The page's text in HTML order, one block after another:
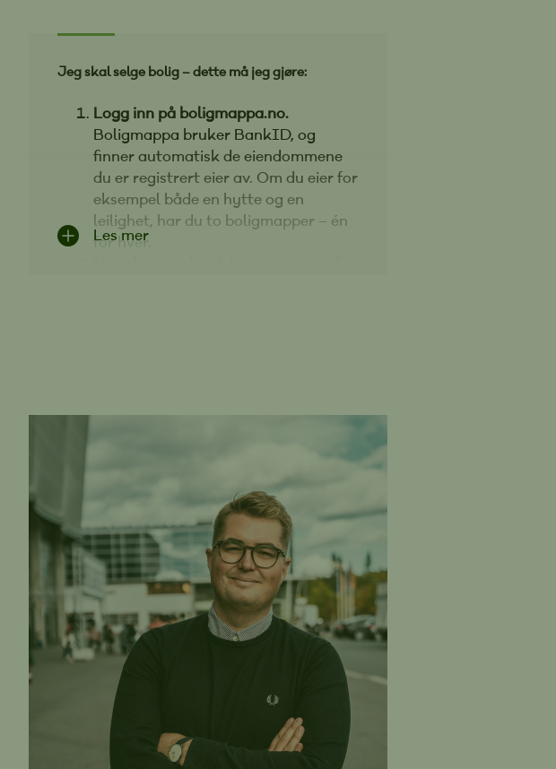
Jeg skal selge bolig – dette må jeg gjøre:
Logg inn på boligmappa.no.
Boligmappa bruker BankID, og
finner automatisk de eiendommene
du er registrert eier av. Om du eier for
eksempel både en hytte og en
leilighet, har du to boligmapper – én
for hver.
Last opp egenarbeid.
Dokumentasjon
renoveringer du har gjort selv er også
av stor verdi for potensielle kjøpere.
Eksempler på dette kan være bilder
fra da du bygde plattingen, eller
bilder av malingsspann som
inneholder fargekoden.
Finn frem gamle kvitteringer.Samle
sammen og laste opp kvitteringer på
fastmontert utstyr som følger
eiendommen, slik som varmepumper,
hvitevarer og lysarmatur. Kjøpere
som er trygge på hva de kjøper kan
være villig til å strekke seg litt lenger
i budrunden.
Opprett hendelser i Boligmappa.
Les mer